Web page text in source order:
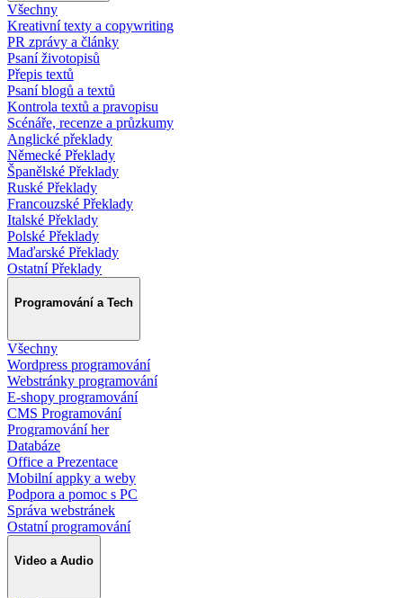
Všechny
Kreativní texty a copywriting
PR zprávy a články
Psaní životopisů
Přepis textů
Psaní blogů a textů
Kontrola textů a pravopisu
Scénáře, recenze a průzkumy
Anglické překlady
Německé Překlady
Španělské Překlady
Ruské Překlady
Francouzské Překlady
Italské Překlady
Polské Překlady
Maďarské Překlady
Ostatní Překlady
Programování a Tech
Všechny
Wordpress programování
Webstránky programování
E-shopy programování
CMS Programování
Programování her
Databáze
Office a Prezentace
Mobilní appky a weby
Podpora a pomoc s PC
Správa webstránek
Ostatní programování
Video a Audio